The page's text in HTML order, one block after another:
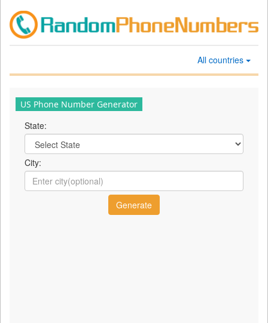
All countries
US Phone Number Generator
State:
City: